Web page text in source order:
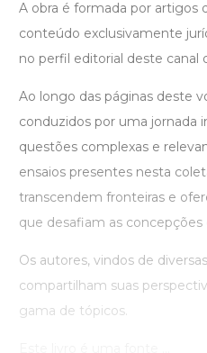
A obra é formada por artigos
conteúdo exclusivamente
no perfil editorial deste canal
Ao longo das páginas deste
conduzidos por uma jornada
questões complexas e
ensaios presentes nesta
transcendem fronteiras e
que desafiam as concepções
Os autores, vindos de
compartilham suas
gama de tópicos.